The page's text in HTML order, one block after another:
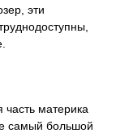
эти
материка
самый большой